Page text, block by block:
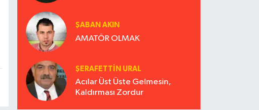
ŞABAN AKIN
AMATÖR OLMAK
ŞERAFETTIN URAL
Acılar Üst Üste Gelmesin,
Kaldırması Zordur